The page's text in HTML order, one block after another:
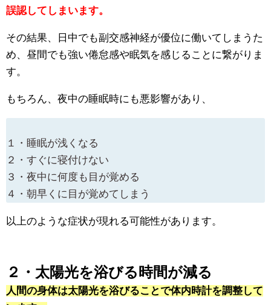
誤認してしまいます。
その結果、日中でも副交感神経が優位に働いてしまうた
め、昼間でも強い倦怠感や眠気を感じることに繋がりま
す。
もちろん、夜中の睡眠時にも悪影響があり、
１・睡眠が浅くなる
２・すぐに寝付けない
３・夜中に何度も目が覚める
４・朝早くに目が覚めてしまう
以上のような症状が現れる可能性があります。
２・太陽光を浴びる時間が減る
人間の身体は太陽光を浴びることで体内時計を調整して